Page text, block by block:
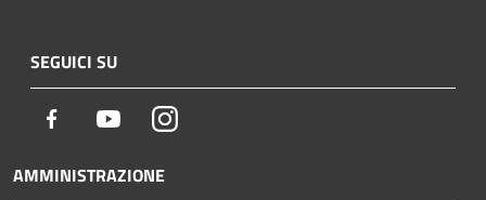
SEGUICI SU
Facebook YoutubeInstagram
AMMINISTRAZIONE